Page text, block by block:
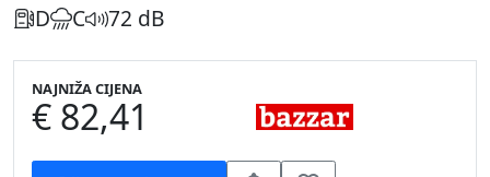
D C 72 dB
NAJNIŽA CIJENA
€ 82,41